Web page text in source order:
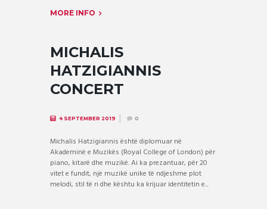
MORE INFO
MICHALIS
HATZIGIANNIS
CONCERT
4 SEPTEMBER 2019 0
Michalis Hatzigiannis është diplomuar në
Akademinë e Muzikës (Royal College of London) për
piano, kitarë dhe muzikë. Ai ka prezantuar, për 20
vitet e fundit, një muzikë unike të ndjeshme plot
melodi, stil të ri dhe kështu ka krijuar identitetin e...